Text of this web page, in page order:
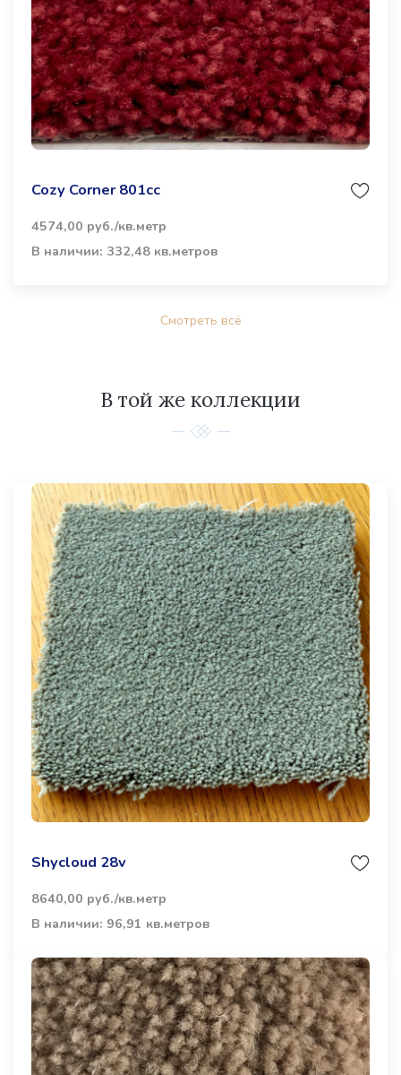
Cozy Corner 801cc
4574,00 руб./кв.метр
В наличии: 332,48 кв.метров
Смотреть всё
В той же коллекции
Shycloud 28v
8640,00 руб./кв.метр
В наличии: 96,91 кв.метров